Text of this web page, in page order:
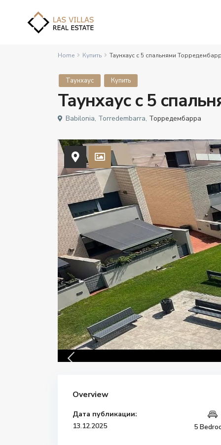
Home Купить Таунхаус с 5 спальнями
Таунхаус Купить
Таунхаус с 5
Babilonia, Torredembarra, Торредембарра
Overview
Дата публикации:
13.12.2025
5